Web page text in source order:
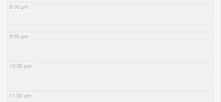
8:00 pm
9:00 pm
10:00 pm
11:00 pm